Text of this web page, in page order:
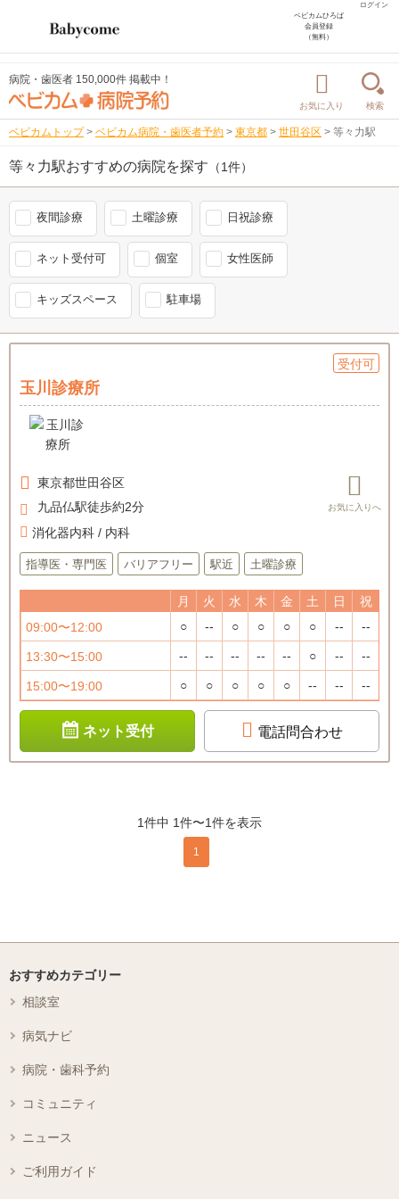
ログイン
ベビカムひろば
会員登録
（無料）
病院・歯医者 150,000件 掲載中！
お気に入り 検索
ベビカムトップ > ベビカム病院・歯医者予約 > 東京都 > 世田谷区 > 等々力駅
等々力駅おすすめの病院を探す （1件）
夜間診療 土曜診療 日祝診療
ネット受付可 個室 女性医師
キッズスペース 駐車場
受付可
玉川診療所
東京都世田谷区
九品仏駅徒歩約2分
消化器内科 / 内科
指導医・専門医 バリアフリー 駅近 土曜診療
月 火 水 木 金 土 日
祝
09:00〜12:00
○ -- ○ ○ ○ ○ -- --
13:30〜15:00 -- -- -- -- -- ○ -- --
15:00〜19:00 ○ ○ ○ ○ ○ -- -- --
ネット受付 電話問合わせ
1件中 1件〜1件を表示
1
おすすめカテゴリー
相談室
病気ナビ
病院・歯科予約
コミュニティ
ニュース
ご利用ガイド